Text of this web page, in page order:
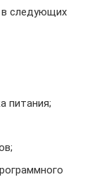
следующих
питания;